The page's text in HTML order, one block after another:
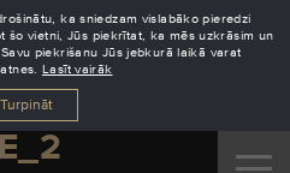
ka sniedzam vislabāko pieredzi
šo vietni, Jūs piekrītat, ka mēs uzkrāsim un
piekrišanu Jūs jebkurā laikā varat
Lasīt vairāk
Turpināt